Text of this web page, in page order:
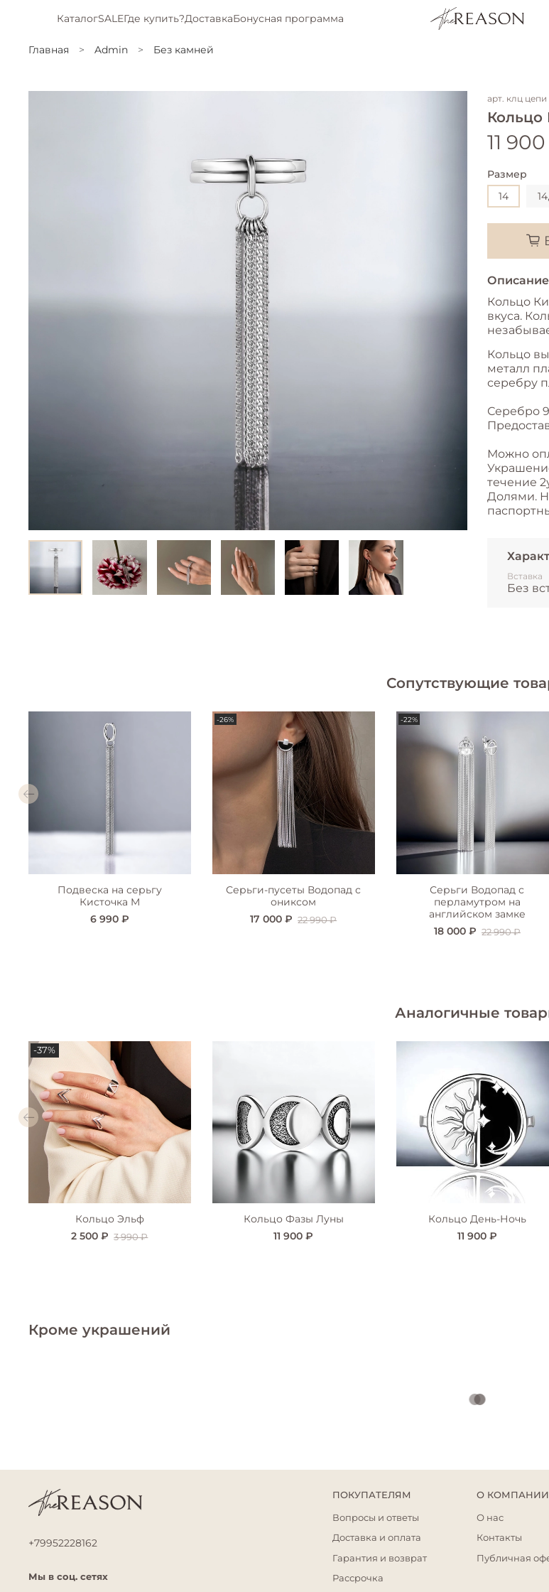
КаталогSALEГде купить?ДоставкаБонусная программа
Главная Admin Без камней
арт. клц цепи
Кольцо
11
Размер
14
Описание
Кольцо
вкуса.
Кольцо
металл
серебру
Серебро
Можно
течение
Долями.
Вставка
Без
Сопутствующие
Подвеска на серьгу
Кисточка M
6 990 ₽
-26%
Серьги-пусеты Водопад с
ониксом
17 000 ₽ 22 990 ₽
-22%
Серьги Водопад с
перламутром на
английском замке
18 000 ₽ 22 990 ₽
Аналогичные
-37%
Кольцо Эльф
2 500 ₽ 3 990 ₽
Кольцо Фазы Луны
11 900 ₽
Кольцо День-Ночь
11 900 ₽
Кроме украшений
ПОКУПАТЕЛЯМ
Вопросы и ответы
Доставка и оплата
Гарантия и возврат
Рассрочка
О КОМПАНИИ
О нас
Контакты
Публичная
+79952228162
Мы в соц. сетях